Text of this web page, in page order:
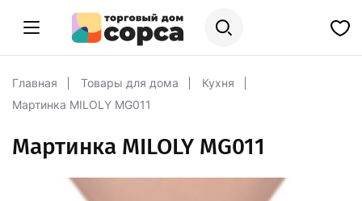
Главная Товары для дома
Кухня
Мартинка MILOLY MG011
Мартинка MILOLY MG011